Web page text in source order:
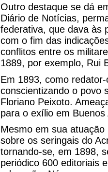
Outro destaque se dá
Diário de Notícias,
federativa, que dava às
com o fim das
conflitos entre os
1889, por exemplo, Rui
Em 1893, como
conscientizando o povo
Floriano Peixoto.
para o exílio em
Mesmo em sua
sobre os seringais do
tornando-se, em 1898,
periódico 600 editoriais